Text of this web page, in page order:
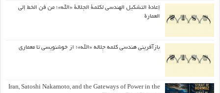
إعادة التشكيل الهندسي لكلمة الجلالة «الله»؛ من فن الخط إلى
العمارة
بازآفرینی هندسی کلمه جلاله «الله»؛ از خوشنویسی تا معماری
Iran, Satoshi Nakamoto, and the Gateways of Power in the